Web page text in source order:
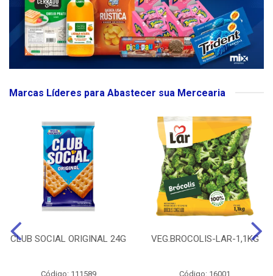
Marcas Líderes para Abastecer sua Mercearia
CLUB SOCIAL ORIGINAL 24G
Código: 111589
VEG.BROCOLIS-LAR-1,1KG
Código: 16001